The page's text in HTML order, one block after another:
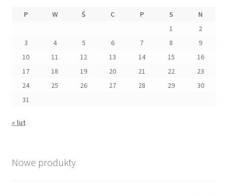
P W Ś C P S
N
1
2
3
4 5 6 7 8
9
10
11 12 13 14 15
16
17
18 19 20 21 22
23
24
25 26 27 28 29
30
31
« lut
Nowe produkty